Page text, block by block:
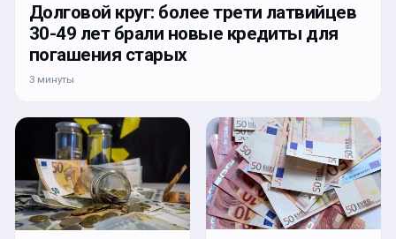
Долговой круг: более трети латвийцев
30-49 лет брали новые кредиты для
погашения старых
3 минуты